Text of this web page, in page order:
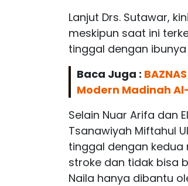
Lanjut Drs. Sutawar,
meskipun saat ini
tinggal dengan
Baca Juga :
Modern Madinah
Selain Nuar Arifa dan
Tsanawiyah Miftahul
tinggal dengan kedua
stroke dan tidak bisa
Naila hanya dibantu